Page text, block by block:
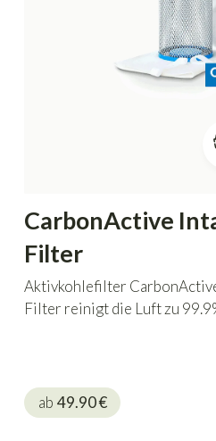
CarbonActive
Filter
Aktivkohlefilter
Filter reinigt die Luft zu
ab 49.90€